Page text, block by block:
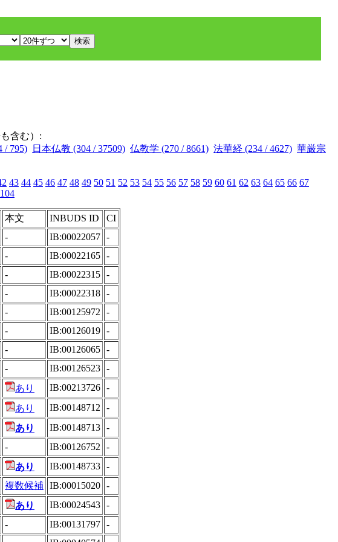
含む）:
/ 795) 日本仏教 (304 / 37509) 仏教学 (270 / 8661) 法華経 (234 / 4627) 華厳宗
43 44 45 46 47 48 49 50 51 52 53 54 55 56 57 58 59 60 61 62 63 64 65 66 67
104
本文 INBUDS ID
CI
- IB:00022057 -
- IB:00022165 -
- IB:00022315 -
- IB:00022318 -
- IB:00125972
-
- IB:00126019 -
- IB:00126065 -
- IB:00126523 -
あり IB:00213726 -
あり IB:00148712
-
あり IB:00148713 -
- IB:00126752
-
あり IB:00148733 -
複数候補 IB:00015020 -
あり IB:00024543 -
- IB:00131797 -